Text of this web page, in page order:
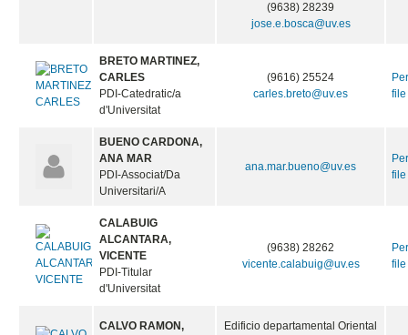
(9638) 28239
jose.e.bosca@uv.es
BRETO MARTINEZ,
CARLES
PDI-Catedratic/a
d'Universitat
(9616) 25524
carles.breto@uv.es
file
BUENO CARDONA,
ANA MAR
PDI-Associat/Da
Universitari/A
ana.mar.bueno@uv.es
file
CALABUIG
ALCANTARA,
VICENTE
PDI-Titular
d'Universitat
(9638) 28262
vicente.calabuig@uv.es
file
CALVO RAMON,
Edificio departamental Oriental